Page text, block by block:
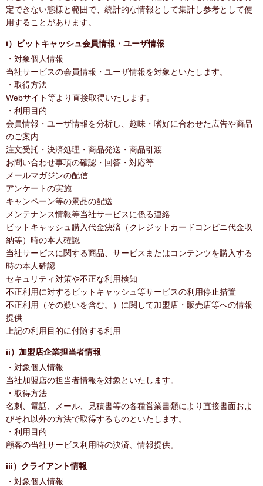
定できない態様と範囲で、統計的な情報として集計し参考として使
用することがあります。
i）ビットキャッシュ会員情報・ユーザ情報
・対象個人情報
当社サービスの会員情報・ユーザ情報を対象といたします。
・取得方法
Webサイト等より直接取得いたします。
・利用目的
会員情報・ユーザ情報を分析し、趣味・嗜好に合わせた広告や商品
のご案内
注文受託・決済処理・商品発送・商品引渡
お問い合わせ事項の確認・回答・対応等
メールマガジンの配信
アンケートの実施
キャンペーン等の景品の配送
メンテナンス情報等当社サービスに係る連絡
ビットキャッシュ購入代金決済（クレジットカードコンビニ代金収
納等）時の本人確認
当社サービスに関する商品、サービスまたはコンテンツを購入する
時の本人確認
セキュリティ対策や不正な利用検知
不正利用に対するビットキャッシュ等サービスの利用停止措置
不正利用（その疑いを含む。）に関して加盟店・販売店等への情報
提供
上記の利用目的に付随する利用
ii）加盟店企業担当者情報
・対象個人情報
当社加盟店の担当者情報を対象といたします。
・取得方法
名刺、電話、メール、見積書等の各種営業書類により直接書面およ
びそれ以外の方法で取得するものといたします。
・利用目的
顧客の当社サービス利用時の決済、情報提供。
iii）クライアント情報
・対象個人情報